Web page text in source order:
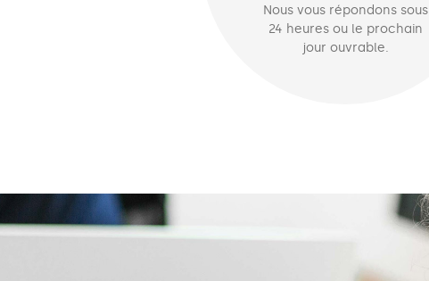
Nous vous répondons sous
24 heures ou le prochain
jour ouvrable.